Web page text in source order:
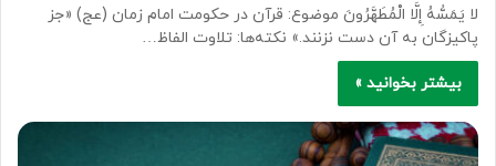
لا یَمَسُّهُ إِلَّا الْمُطَهَّرُونَ موضوع: قرآن در حکومت امام زمان (عج) «جز
پاکیزگان به آن دست نزنند.» نکته‌ها: تلاوت الفاظ…
بیشتر بخوانید »